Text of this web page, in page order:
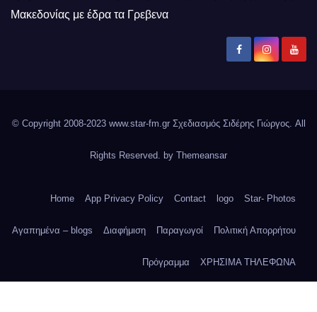
Μακεδονίας με έδρα τα Γρεβενα
© Copyright 2008-2023 www.star-fm.gr Σχεδιασμός Σιδέρης Γιώργος. All
Rights Reserved. by Themeansar
Home App Privacy Policy Contact logo Star- Photos
Αγαπημένα – blogs Διαφήμιση Παραγωγοί Πολιτική Απορρήτου
Πρόγραμμα ΧΡΗΣΙΜΑ ΤΗΛΕΦΩΝΑ